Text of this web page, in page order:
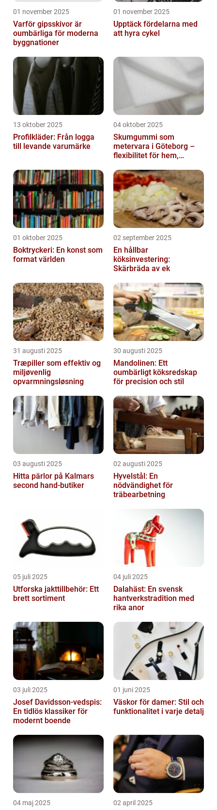
01 november 2025
Varför gipsskivor är
oumbärliga för moderna
byggnationer
01 november 2025
Upptäck fördelarna med
att hyra cykel
13 oktober 2025
Profilkläder: Från logga
till levande varumärke
04 oktober 2025
Skumgummi som
metervara i Göteborg –
flexibilitet för hem,
01 oktober 2025
Boktryckeri: En konst som
format världen
02 september 2025
En hållbar
köksinvestering:
Skärbräda av ek
31 augusti 2025
Træpiller som effektiv og
miljøvenlig
opvarmningsløsning
30 augusti 2025
Mandolinen: Ett
oumbärligt köksredskap
för precision och stil
03 augusti 2025
Hitta pärlor på Kalmars
second hand-butiker
02 augusti 2025
Hyvelstål: En
nödvändighet för
träbearbetning
05 juli 2025
Utforska jakttillbehör: Ett
brett sortiment
04 juli 2025
Dalahäst: En svensk
hantverkstradition med
rika anor
03 juli 2025
Josef Davidsson-vedspis:
En tidlös klassiker för
modernt boende
01 juni 2025
Väskor för damer: Stil och
funktionalitet i varje detalj
04 maj 2025 02 april 2025